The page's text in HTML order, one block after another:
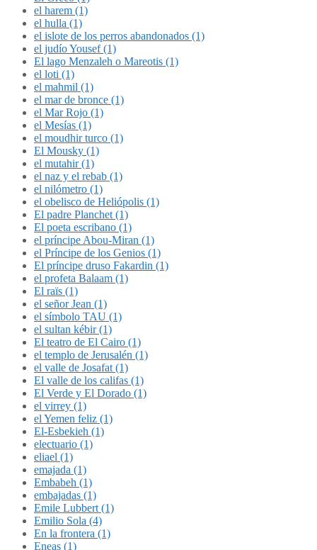
el harem (1)
el hulla (1)
el islote de los perros abandonados (1)
el judío Yousef (1)
El lago Menzaleh o Mareotis (1)
el loti (1)
el mahmil (1)
el mar de bronce (1)
el Mar Rojo (1)
el Mesías (1)
el moudhir turco (1)
El Mousky (1)
el mutahir (1)
el naz y el rebab (1)
el nilómetro (1)
el obelisco de Heliópolis (1)
El padre Planchet (1)
El poeta escribano (1)
el príncipe Abou-Miran (1)
el Príncipe de los Genios (1)
El príncipe druso Fakardin (1)
el profeta Balaam (1)
El raïs (1)
el señor Jean (1)
el símbolo TAU (1)
el sultan kébir (1)
El teatro de El Cairo (1)
el templo de Jerusalén (1)
el valle de Josafat (1)
El valle de los califas (1)
El Verde y El Dorado (1)
el virrey (1)
el Yemen feliz (1)
El-Esbekieh (1)
electuario (1)
eliael (1)
emajada (1)
Embabeh (1)
embajadas (1)
Emile Lubbert (1)
Emilio Sola (4)
En la frontera (1)
Eneas (1)